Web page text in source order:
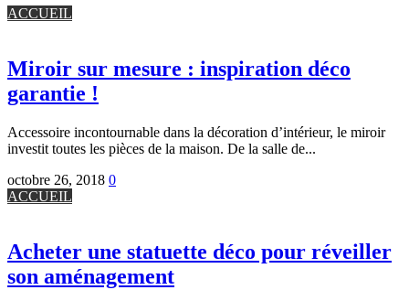
ACCUEIL
Miroir sur mesure : inspiration déco
garantie !
Accessoire incontournable dans la décoration d’intérieur, le miroir
investit toutes les pièces de la maison. De la salle de...
octobre 26, 2018 0
ACCUEIL
Acheter une statuette déco pour réveiller
son aménagement